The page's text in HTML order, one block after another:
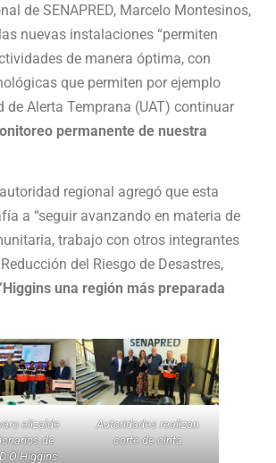
de SENAPRED, Marcelo Montesinos,
nuevas instalaciones “permiten
de manera óptima, con
que permiten por ejemplo
de Alerta Temprana (UAT) continuar
permanente de nuestra
regional agregó que esta
a “seguir avanzando en materia de
trabajo con otros integrantes
del Riesgo de Desastres,
una región más preparada
elizalde
de
O’Higgins
Autoridades realizan
corte de cinta